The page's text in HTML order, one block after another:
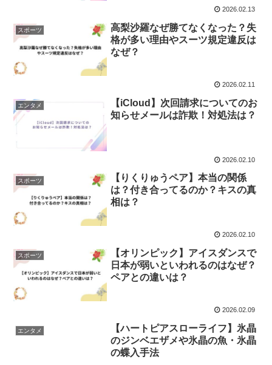
2026.02.13
スポーツ
高梨沙羅なぜ勝てなくなった？失
格が多い理由やスーツ規定違反は
なぜ？
2026.02.11
エンタメ
【iCloud】次回請求についてのお
知らせメールは詐欺！対処法は？
2026.02.10
スポーツ
【りくりゅうペア】本当の関係
は？付き合ってるのか？キスの真
相は？
2026.02.10
スポーツ
【オリンピック】アイスダンスで
日本が弱いといわれるのはなぜ？
ペアとの違いは？
2026.02.09
エンタメ
【ハートピアスローライフ】氷晶
のジンベエザメや氷晶の魚・氷晶
の蝶入手法